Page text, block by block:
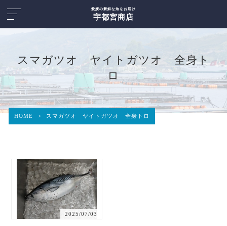
愛媛の新鮮な魚をお届け
宇都宮商店
スマガツオ ヤイトガツオ 全身ト
ロ
HOME > スマガツオ ヤイトガツオ 全身トロ
2025/07/03